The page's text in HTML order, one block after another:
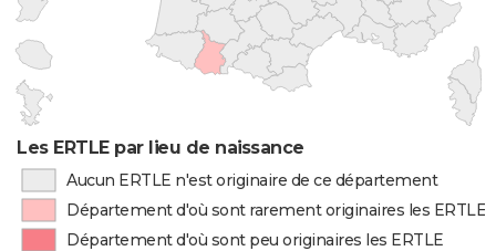
Les ERTLE par lieu de naissance
Aucun ERTLE n'est originaire de ce département
Département d'où sont rarement originaires les ERTLE
Département d'où sont peu originaires les ERTLE